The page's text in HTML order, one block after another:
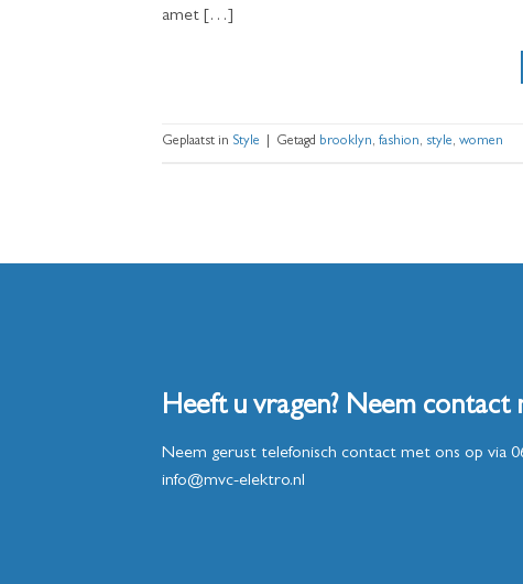
amet […]
Geplaatst in Style Getagd brooklyn, fashion, style, women
Heeft u vragen? Neem contact
Neem gerust telefonisch contact met ons op via
info@mvc-elektro.nl